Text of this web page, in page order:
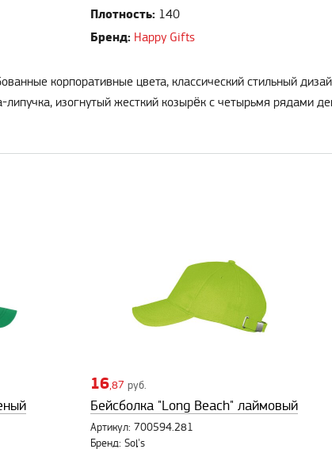
Плотность: 140
Бренд: Happy Gifts
корпоративные цвета, классический стильный
изогнутый жесткий козырёк с четырьмя рядами
16,87 руб.
Бейсболка "Long Beach" лаймовый
Артикул: 700594.281
Бренд: Sol's